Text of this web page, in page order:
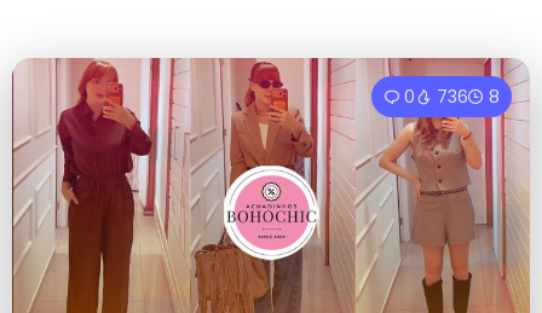
0 736 8